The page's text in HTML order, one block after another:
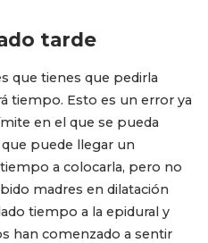
tarde
que tienes que pedirla
tiempo. Esto es un error ya
en el que se pueda
que puede llegar un
a colocarla, pero no
madres en dilatación
tiempo a la epidural y
han comenzado a sentir